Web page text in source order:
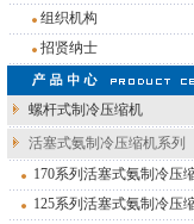
组织机构
招贤纳士
螺杆式制冷压缩机
活塞式氨制冷压缩机系列
170系列活塞式氨制冷压
125系列活塞式氨制冷压